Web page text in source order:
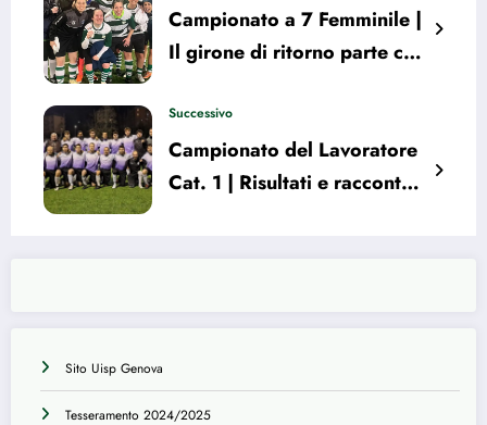
Sito Uisp Genova
Tesseramento 2024/2025
Campionato a 7 Femminile |
Il girone di ritorno parte con
CF Superba Multedo
Successivo
Campionato del Lavoratore
Cat. 1 | Risultati e racconto